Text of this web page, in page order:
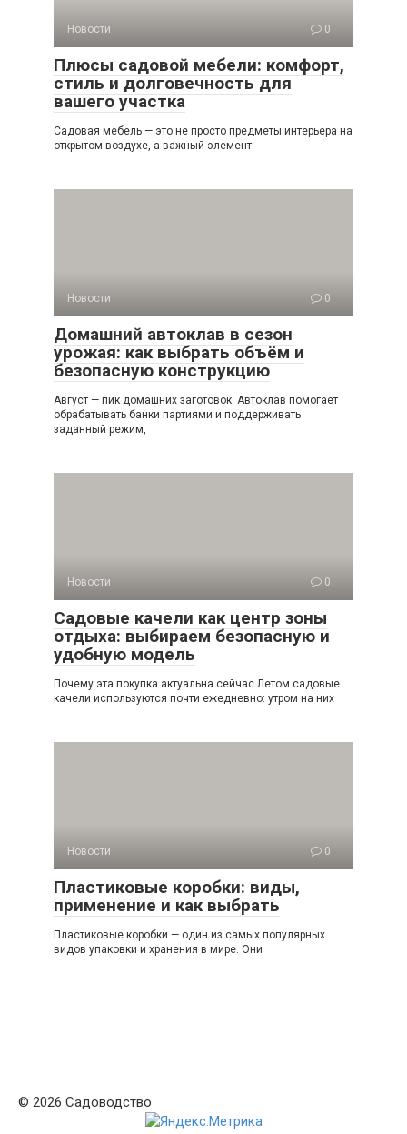
Новости 0
Плюсы садовой мебели: комфорт,
стиль и долговечность для
вашего участка
Садовая мебель — это не просто предметы интерьера на
открытом воздухе, а важный элемент
Новости 0
Домашний автоклав в сезон
урожая: как выбрать объём и
безопасную конструкцию
Август — пик домашних заготовок. Автоклав помогает
обрабатывать банки партиями и поддерживать
заданный режим,
Новости 0
Садовые качели как центр зоны
отдыха: выбираем безопасную и
удобную модель
Почему эта покупка актуальна сейчас Летом садовые
качели используются почти ежедневно: утром на них
Новости 0
Пластиковые коробки: виды,
применение и как выбрать
Пластиковые коробки — один из самых популярных
видов упаковки и хранения в мире. Они
© 2026 Садоводство